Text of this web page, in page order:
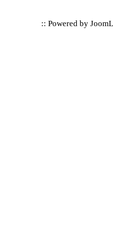
:: Powered by